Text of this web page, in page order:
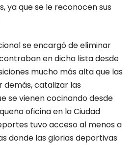
ya que se le reconocen sus
se encargó de eliminar
en dicha lista desde
mucho más alta que las
catalizar las
se vienen cocinando desde
oficina en la Ciudad
tuvo acceso al menos a
donde las glorias deportivas